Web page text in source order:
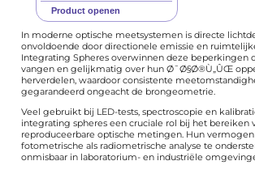
Product openen
In moderne optische meetsystemen is directe
onvoldoende door directionele emissie en
Integrating Spheres overwinnen deze beperkingen
vangen en gelijkmatig over hun Ø¯Ø§Ø®Ù„ÛŒ
herverdelen, waardoor consistente
gegarandeerd ongeacht de brongeometrie.
Veel gebruikt bij LED-tests, spectroscopie en
integrating spheres een cruciale rol bij het bereiken
reproduceerbare optische metingen. Hun vermogen
fotometrische als radiometrische analyse te
onmisbaar in laboratorium- en industriële